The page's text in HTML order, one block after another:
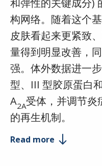
和弹性的关键成分)
构网络。随着这个
皮肤看起来更紧致
量得到明显改善，
强。体外数据进一
型、III 型胶原蛋白
A2A受体，并调节炎
的再生机制。
Read more